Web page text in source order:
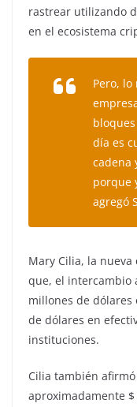
rastrear utilizando
en el ecosistema
Pero,
día es
cadena
porque
agregó
Mary Cilia, la
que, el intercambio
millones de dólares
de dólares en
instituciones.
Cilia también
aproximadamente